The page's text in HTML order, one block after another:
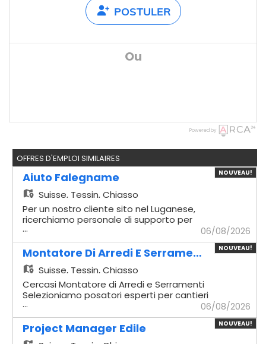
POSTULER
Ou
Powered by
OFFRES D'EMPLOI SIMILAIRES
NOUVEAU!
Aiuto Falegname
Suisse, Tessin, Chiasso
Per un nostro cliente sito nel Luganese,
ricerchiamo personale di supporto per
squadre di montaggio di arredi di alta
Gamma. - Aiuto Falegname Mansionario -
Assistenza tecnica: Supporto operativo ai
falegnami qualificati durante le lavorazioni
in posa. - Movimentazione carichi:
Spostamento e movimentazione manuale
di pannelli, legname e materie prime. -
Imballaggio prodotti: Gestione del
confezionamento e dell'imballaggio sicuro
dei manufatti. - Logistica e spedizioni:
Carico e scarico dei furgoni aziendali per le
... 06/08/2026
NOUVEAU!
Montatore Di Arredi E Serramenti
Suisse, Tessin, Chiasso
Cercasi Montatore di Arredi e Serramenti
Selezioniamo posatori esperti per cantieri
civili, commerciali e progetti di
arredamento d'alta gamma sul territorio.
Mansionario - Montaggio arredi: Posa in
opera e montaggio millimetrico di arredi
... 06/08/2026
NOUVEAU!
Project Manager Edile